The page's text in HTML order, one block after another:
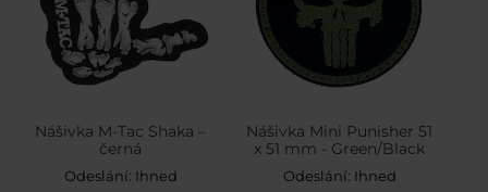
Nášivka M-Tac Shaka –
černá
Odeslání: Ihned
Nášivka Mini Punisher 51
x 51 mm - Green/Black
Odeslání: Ihned